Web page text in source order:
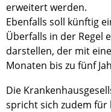
erweitert werden.
Ebenfalls soll künftig
Überfalls in der Regel
darstellen, der mit
Monaten bis zu fünf
Die
spricht sich zudem